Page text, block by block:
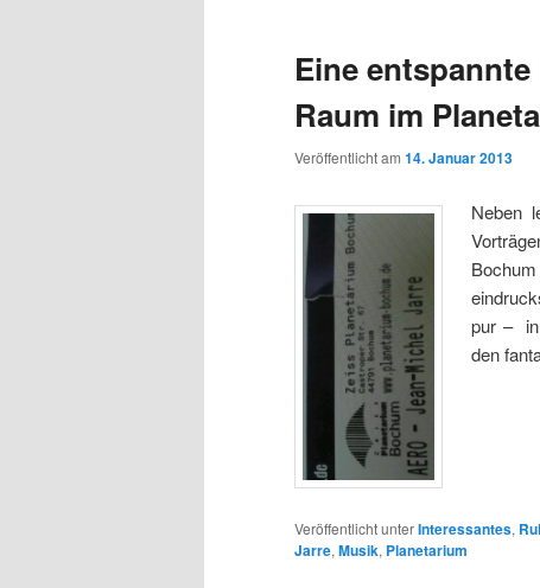
Eine
Raum im
Veröffentlicht am 14. Januar 2013
Neben
pur – in
den
Veröffentlicht unterInteressantes,
Jarre, Musik, Planetarium